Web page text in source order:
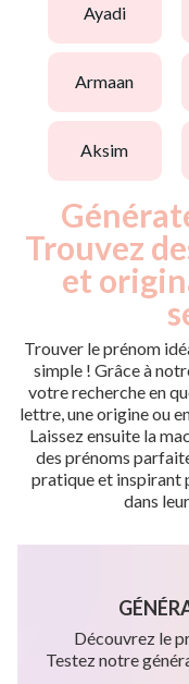
ayadi
armaan
aksim
Trouvez
et
Trouver le prénom
simple ! Grâce à
votre recherche en
lettre, une origine ou
Laissez ensuite la
des prénoms
pratique et inspirant
dans
Découvrez le
Testez notre